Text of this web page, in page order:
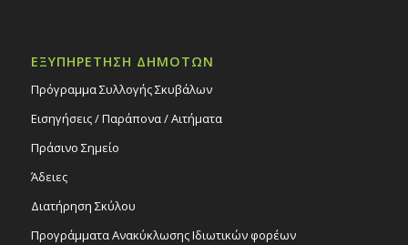
ΕΞΥΠΗΡΕΤΗΣΗ ΔΗΜΟΤΩΝ
Πρόγραμμα Συλλογής Σκυβάλων
Εισηγήσεις / Παράπονα / Αιτήματα
Πράσινο Σημείο
Άδειες
Διατήρηση Σκύλου
Προγράμματα Ανακύκλωσης Ιδιωτικών φορέων